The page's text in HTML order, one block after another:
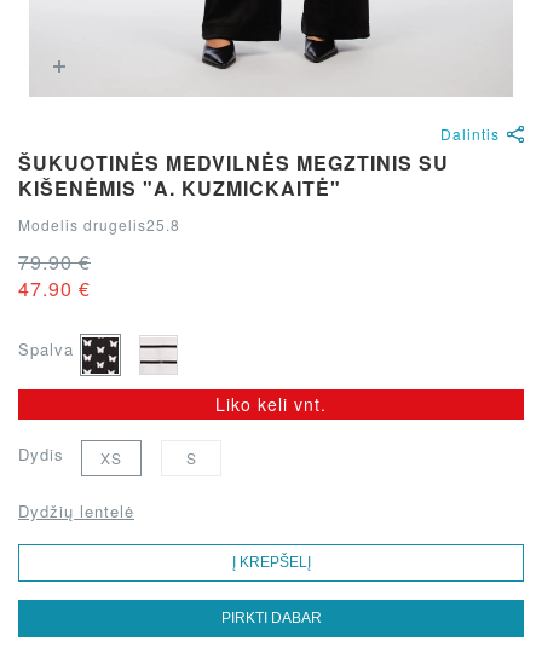
Dalintis
ŠUKUOTINĖS MEDVILNĖS MEGZTINIS SU
KIŠENĖMIS "A. KUZMICKAITĖ"
Modelis drugelis25.8
79.90 €
47.90 €
Spalva
Liko keli vnt.
Dydis XS S
Dydžių lentelė
Į KREPŠELĮ
PIRKTI DABAR